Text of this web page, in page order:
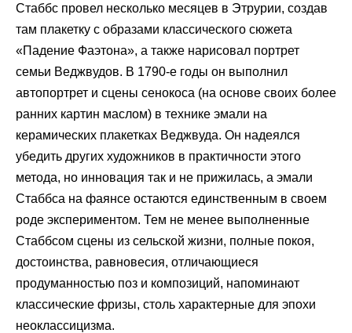
Стаббс провел несколько месяцев в Этрурии, создав
там плакетку с образами классического сюжета
«Падение Фаэтона», а также нарисовал портрет
семьи Веджвудов. В 1790-е годы он выполнил
автопортрет и сцены сенокоса (на основе своих более
ранних картин маслом) в технике эмали на
керамических плакетках Веджвуда. Он надеялся
убедить других художников в практичности этого
метода, но инновация так и не прижилась, а эмали
Стаббса на фаянсе остаются единственным в своем
роде экспериментом. Тем не менее выполненные
Стаббсом сцены из сельской жизни, полные покоя,
достоинства, равновесия, отличающиеся
продуманностью поз и композиций, напоминают
классические фризы, столь характерные для эпохи
неоклассицизма.